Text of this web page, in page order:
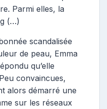
Parmi elles, la
(…)
scandalisée
de peau, Emma
qu’elle
convaincues,
alors démarré une
sur les réseaux